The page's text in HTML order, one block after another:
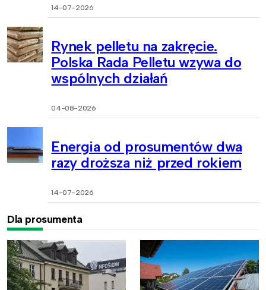
14-07-2026
Rynek pelletu na zakręcie.
Polska Rada Pelletu wzywa do
wspólnych działań
04-08-2026
Energia od prosumentów dwa
razy droższa niż przed rokiem
14-07-2026
Dla prosumenta